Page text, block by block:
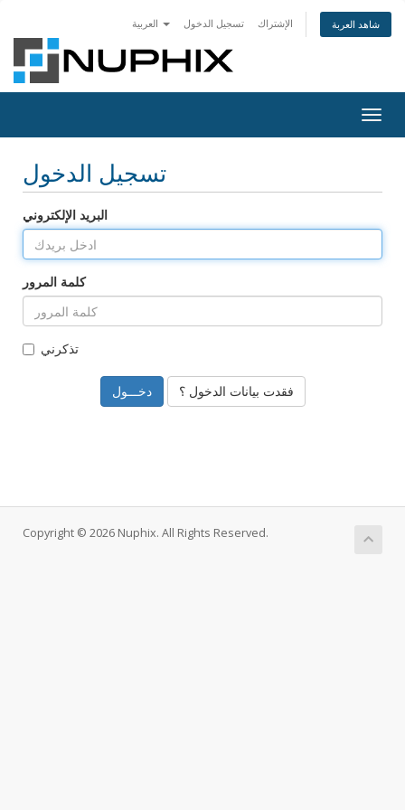
تسجيل الدخول الإشتراك شاهد العربة
تسجيل الدخول
البريد الإلكتروني
كلمة المرور
تذكرني
فقدت بيانات الدخول ؟
Copyright © 2026 Nuphix. All Rights Reserved.